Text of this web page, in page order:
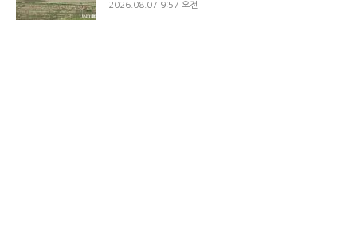
2026.08.07 9:57 오전